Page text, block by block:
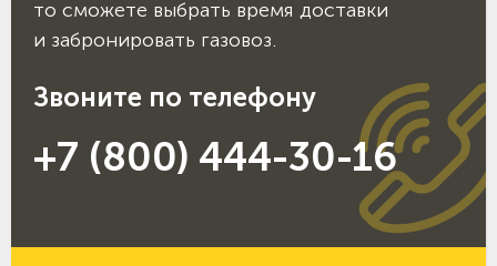
то сможете выбрать время доставки
и забронировать газовоз.
Звоните по телефону
+7 (800) 444-30-16